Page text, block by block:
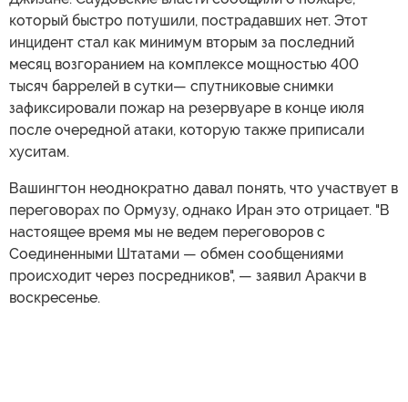
который быстро потушили, пострадавших нет. Этот
инцидент стал как минимум вторым за последний
месяц возгоранием на комплексе мощностью 400
тысяч баррелей в сутки— спутниковые снимки
зафиксировали пожар на резервуаре в конце июля
после очередной атаки, которую также приписали
хуситам.
Вашингтон неоднократно давал понять, что участвует в
переговорах по Ормузу, однако Иран это отрицает. "В
настоящее время мы не ведем переговоров с
Соединенными Штатами — обмен сообщениями
происходит через посредников", — заявил Аракчи в
воскресенье.